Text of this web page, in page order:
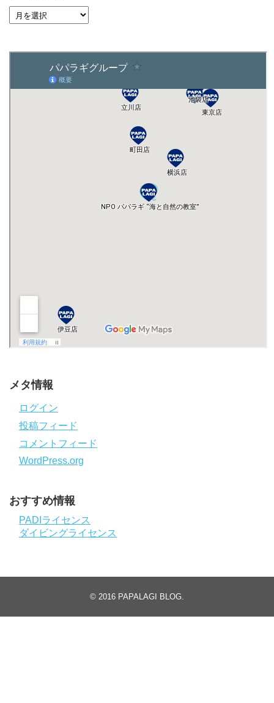
メタ情報
ログイン
投稿フィード
コメントフィード
WordPress.org
おすすめ情報
PADIライセンス
ダイビングライセンス
© 2016 PAPALAGI BLOG.